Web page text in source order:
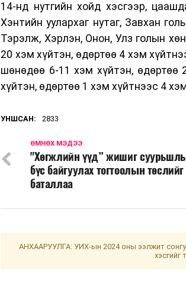
14-нд нутгийн хойд хэсгээр,
Хэнтийн уулархаг нутаг, Завхан
Тэрэлж, Хэрлэн, Онон, Улз голын
20 хэм хүйтэн, өдөртөө 4 хэм
шөнөдөө 6-11 хэм хүйтэн, өдөртөө
хүйтэн, өдөртөө 1 хэм хүйтнээс 4
УНШСАН: 2833
ӨМНӨХ МЭДЭЭ
"Хөгжлийн үүд” жишиг
бүс байгуулах тогтоолын төслийг
баталлаа
АНХААРУУЛГА: УИХ-ын 2024 оны ээлжит
хэсгийг